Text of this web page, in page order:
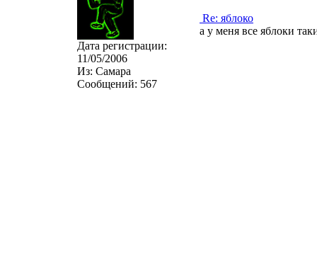
Дата регистрации:
11/05/2006
Из: Самара
Сообщений: 567
Re: яблоко
а у меня все яблоки